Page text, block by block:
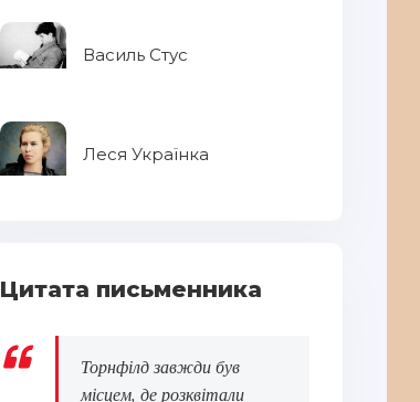
Василь Стус
Леся Українка
Цитата письменника
Торнфілд завжди був
місцем, де розквітали